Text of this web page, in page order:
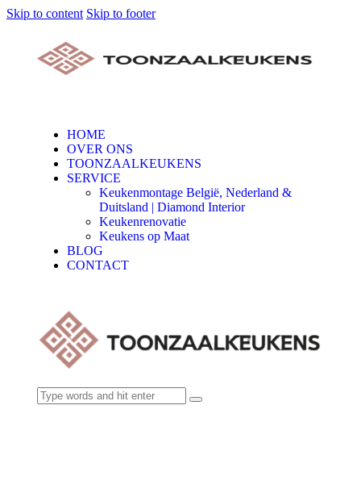
Skip to content Skip to footer
HOME
OVER ONS
TOONZAALKEUKENS
SERVICE
Keukenmontage België, Nederland &
Duitsland | Diamond Interior
Keukenrenovatie
Keukens op Maat
BLOG
CONTACT